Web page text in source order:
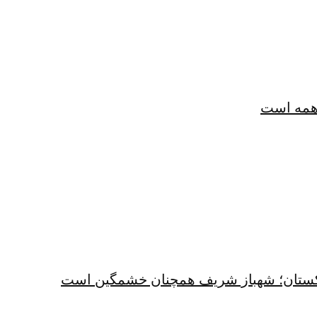
همه است